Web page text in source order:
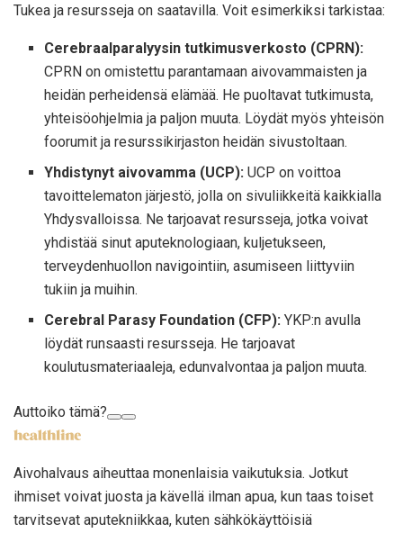
Tukea ja resursseja on saatavilla. Voit esimerkiksi tarkistaa:
Cerebraalparalyysin tutkimusverkosto (CPRN):
CPRN on omistettu parantamaan aivovammaisten ja
heidän perheidensä elämää. He puoltavat tutkimusta,
yhteisöohjelmia ja paljon muuta. Löydät myös yhteisön
foorumit ja resurssikirjaston heidän sivustoltaan.
Yhdistynyt aivovamma (UCP): UCP on voittoa
tavoittelematon järjestö, jolla on sivuliikkeitä kaikkialla
Yhdysvalloissa. Ne tarjoavat resursseja, jotka voivat
yhdistää sinut aputeknologiaan, kuljetukseen,
terveydenhuollon navigointiin, asumiseen liittyviin
tukiin ja muihin.
Cerebral Parasy Foundation (CFP): YKP:n avulla
löydät runsaasti resursseja. He tarjoavat
koulutusmateriaaleja, edunvalvontaa ja paljon muuta.
Auttoiko tämä?
Aivohalvaus aiheuttaa monenlaisia ​​vaikutuksia. Jotkut
ihmiset voivat juosta ja kävellä ilman apua, kun taas toiset
tarvitsevat aputekniikkaa, kuten sähkökäyttöisiä